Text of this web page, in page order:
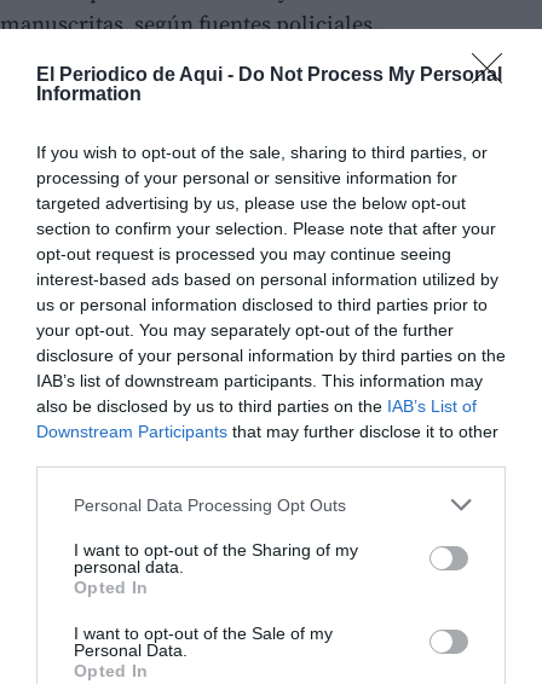
El Periodico de Aqui - Do Not Process My Personal
Information
If you wish to opt-out of the sale, sharing to third parties, or
processing of your personal or sensitive information for
targeted advertising by us, please use the below opt-out
section to confirm your selection. Please note that after your
opt-out request is processed you may continue seeing
interest-based ads based on personal information utilized by
us or personal information disclosed to third parties prior to
your opt-out. You may separately opt-out of the further
disclosure of your personal information by third parties on the
IAB’s list of downstream participants. This information may
also be disclosed by us to third parties on the IAB’s List of
Downstream Participants that may further disclose it to other
Personal Data Processing Opt Outs
I want to opt-out of the Sharing of my
personal data.
Opted In
I want to opt-out of the Sale of my
Personal Data.
Opted In
manuscritas, según fuentes policiales.
Esta reiteración le causó un estado de angustia
era alguien próximo.